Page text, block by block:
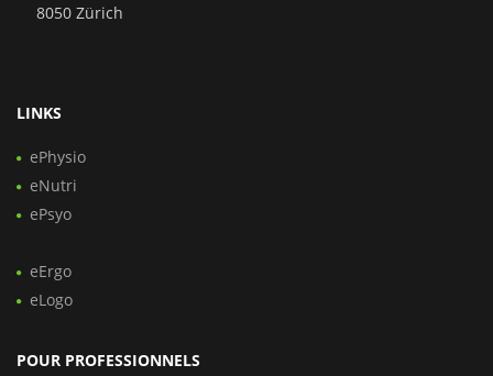
8050 Zürich
LINKS
ePhysio
eNutri
ePsyo
eErgo
eLogo
POUR PROFESSIONNELS